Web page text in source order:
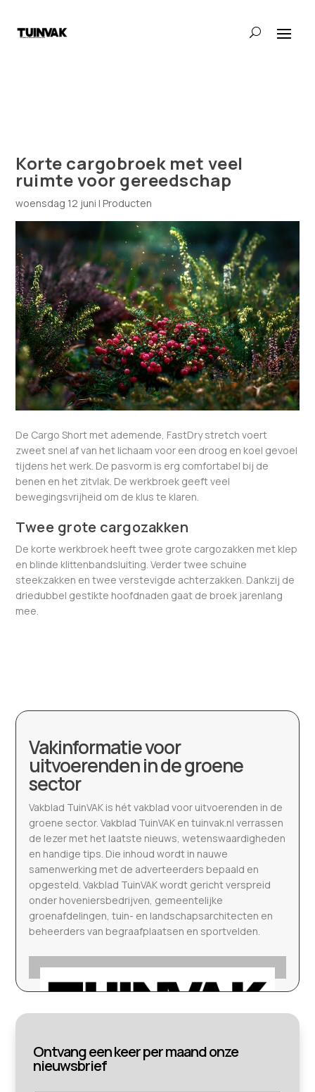
Korte cargobroek met veel
ruimte voor gereedschap
woensdag 12 juni | Producten
De Cargo Short met ademende, FastDry stretch voert
zweet snel af van het lichaam voor een droog en koel gevoel
tijdens het werk. De pasvorm is erg comfortabel bij de
benen en het zitvlak. De werkbroek geeft veel
bewegingsvrijheid om de klus te klaren.
Twee grote cargozakken
De korte werkbroek heeft twee grote cargozakken met klep
en blinde klittenbandsluiting. Verder twee schuine
steekzakken en twee verstevigde achterzakken. Dankzij de
driedubbel gestikte hoofdnaden gaat de broek jarenlang
mee.
Vakinformatie voor
uitvoerenden in de groene
sector
Vakblad TuinVAK is hét vakblad voor uitvoerenden in de
groene sector. Vakblad TuinVAK en tuinvak.nl verrassen
de lezer met het laatste nieuws, wetenswaardigheden
en handige tips. Die inhoud wordt in nauwe
samenwerking met de adverteerders bepaald en
opgesteld. Vakblad TuinVAK wordt gericht verspreid
onder hoveniersbedrijven, gemeentelijke
groenafdelingen, tuin- en landschapsarchitecten en
beheerders van begraafplaatsen en sportvelden.
Ontvang een keer per maand onze
nieuwsbrief